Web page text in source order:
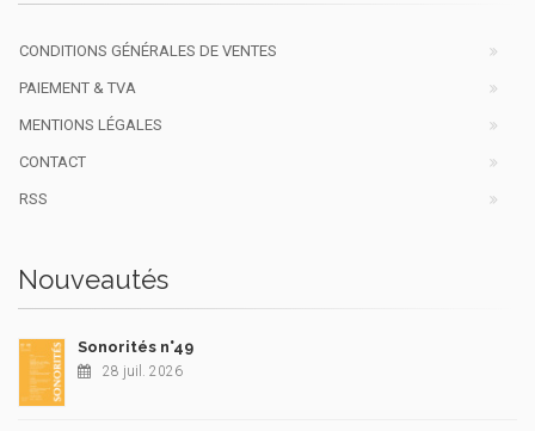
CONDITIONS GÉNÉRALES DE VENTES
PAIEMENT & TVA
MENTIONS LÉGALES
CONTACT
RSS
Nouveautés
Sonorités n°49
28 juil. 2026